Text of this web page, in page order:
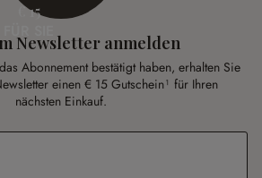
€ 15
Newsletter anmelden
Abonnement bestätigt haben, erhalten Sie
einen € 15 Gutschein¹ für Ihren
nächsten Einkauf.